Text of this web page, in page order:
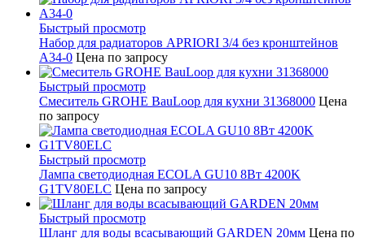
Быстрый просмотр
Набор для радиаторов APRIORI 3/4 без кронштейнов
A34-0 Цена по запросу
Быстрый просмотр
Смеситель GROHE BauLoop для кухни 31368000 Цена
по запросу
Быстрый просмотр
Лампа светодиодная ECOLA GU10 8Вт 4200K
G1TV80ELC Цена по запросу
Быстрый просмотр
Шланг для воды всасывающий GARDEN 20мм Цена по